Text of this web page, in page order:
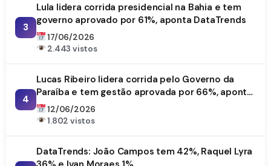
3
Lula lidera corrida presidencial na Bahia e tem
governo aprovado por 61%, aponta DataTrends
17/06/2026
2.443 vistos
4
Lucas Ribeiro lidera corrida pelo Governo da
Paraíba e tem gestão aprovada por 66%, aponta
DataTrends
12/06/2026
1.802 vistos
DataTrends: João Campos tem 42%, Raquel Lyra